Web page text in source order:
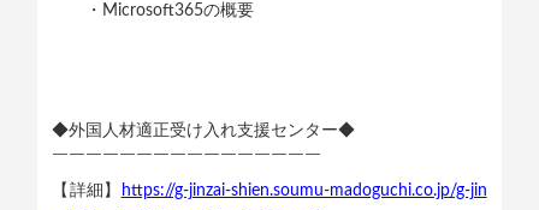
・Microsoft365の概要
◆外国人材適正受け入れ支援センター◆
￣￣￣￣￣￣￣￣￣￣￣￣￣￣￣￣
【詳細】
https://g-jinzai-shien.soumu-madoguchi.co.jp/g-jin